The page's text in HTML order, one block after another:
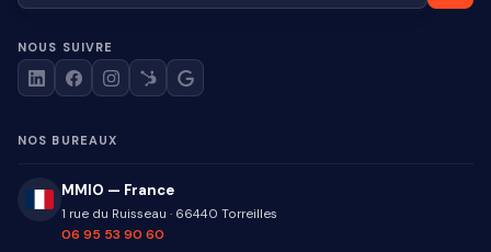
NOUS SUIVRE
NOS BUREAUX
MMIO — France
1 rue du Ruisseau · 66440 Torreilles
06 95 53 90 60